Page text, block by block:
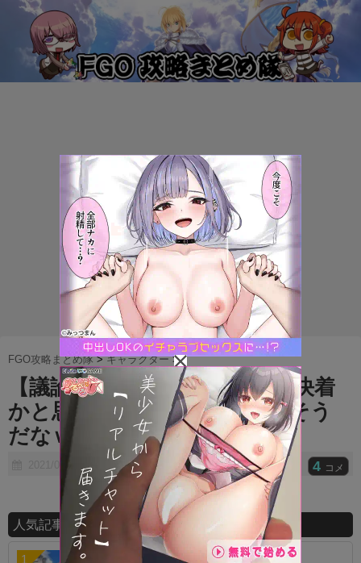
FGO攻略まとめ隊 >キャラクター >
【議論】コヤンスカヤ6.5章で決着
かと思ったけどまだ引っ張りそう
だなｗｗｗｗｗ
4 コメ
人気記事ランキング